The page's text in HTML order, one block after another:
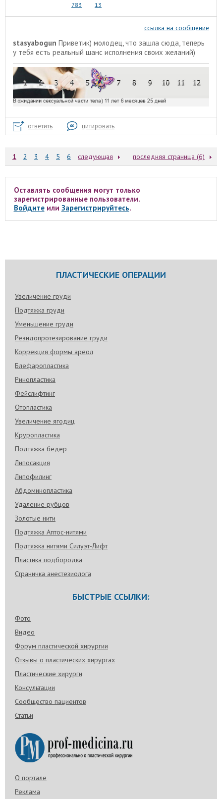
783 13
ссылка на сообщение
stasyabogun Приветик) молодец, что зашла сюда, теперь
у тебя есть реальный шанс исполнения своих желаний)
ответить цитировать
1 2 3 4 5 6 следующая последняя страница (6)
Оставлять сообщения могут только
зарегистрированные пользователи.
Войдитеили Зарегистрируйтесь.
ПЛАСТИЧЕСКИЕ ОПЕРАЦИИ
Увеличение груди
Подтяжка груди
Уменьшение груди
Реэндопротезирование груди
Коррекция формы ареол
Блефаропластика
Ринопластика
Фейслифтинг
Отопластика
Увеличение ягодиц
Круропластика
Подтяжка бедер
Липосакция
Липофилинг
Абдоминопластика
Удаление рубцов
Золотые нити
Подтяжка Аптос-нитями
Подтяжка нитями Силуэт-Лифт
Пластика подбородка
Страничка анестезиолога
БЫСТРЫЕ ССЫЛКИ:
Фото
Видео
Форум пластической хирургии
Отзывы о пластических хирургах
Пластические хирурги
Консультации
Сообщество пациентов
Статьи
О портале
Реклама